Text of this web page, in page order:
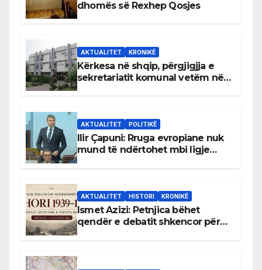
dhomës së Rexhep Qosjes
AKTUALITET KRONIKË
Kërkesa në shqip, përgjigjja e
sekretariatit komunal vetëm në
AKTUALITET POLITIKË
Ilir Çapuni: Rruga evropiane nuk
mund të ndërtohet mbi ligje
AKTUALITET HISTORI KRONIKË
Ismet Azizi: Petnjica bëhet
qendër e debatit shkencor për